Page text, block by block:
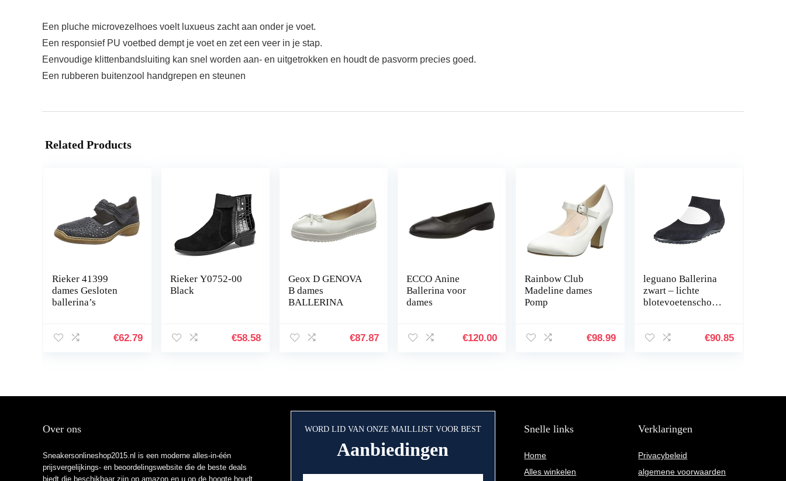
Een pluche microvezelhoes voelt luxueus zacht aan onder je voet.
Een responsief PU voetbed dempt je voet en zet een veer in je stap.
Eenvoudige klittenbandsluiting kan snel worden aan- en uitgetrokken en houdt de pasvorm precies goed.
Een rubberen buitenzool handgrepen en steunen
Related Products
Rieker 41399
dames Gesloten
ballerina’s
€62.79
Rieker Y0752-00
Black
€58.58
Geox D GENOVA
B dames
BALLERINA
€87.87
ECCO Anine
Ballerina voor
dames
€120.00
Rainbow Club
Madeline dames
Pomp
€98.99
leguano Ballerina
zwart – lichte
blotevoetenschoen
€90.85
Over ons
Sneakersonlineshop2015.nl is een moderne alles-in-één
prijsvergelijkings- en beoordelingswebsite die de beste deals
biedt die beschikbaar zijn op amazon en u op de hoogte houdt
WORD LID VAN ONZE MAILLIJST VOOR BEST
Aanbiedingen
Snelle links
Home
Alles winkelen
Verklaringen
Privacybeleid
algemene voorwaarden